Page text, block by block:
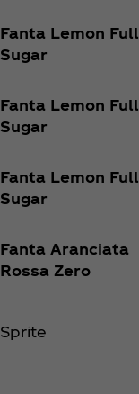
Fanta Lemon Full
Sugar
Fanta Lemon Full
Sugar
Fanta Lemon Full
Sugar
Fanta Aranciata
Rossa Zero
Sprite